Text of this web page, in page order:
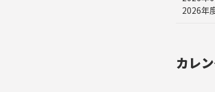
2026年
カレ